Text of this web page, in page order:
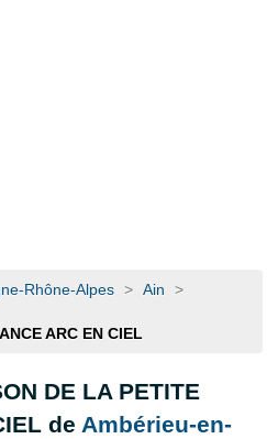
Rhône-Alpes > Ain
>
ARC EN CIEL
DE LA PETITE
de Ambérieu-en-